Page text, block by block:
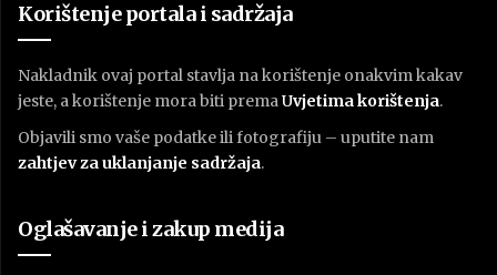
Korištenje portala i sadržaja
Nakladnik ovaj portal stavlja na korištenje onakvim kakav
jeste, a korištenje mora biti premaUvjetima korištenja.
Objavili smo vaše podatke ili fotografiju – uputite nam
zahtjev za uklanjanje sadržaja.
Oglašavanje i zakup medija